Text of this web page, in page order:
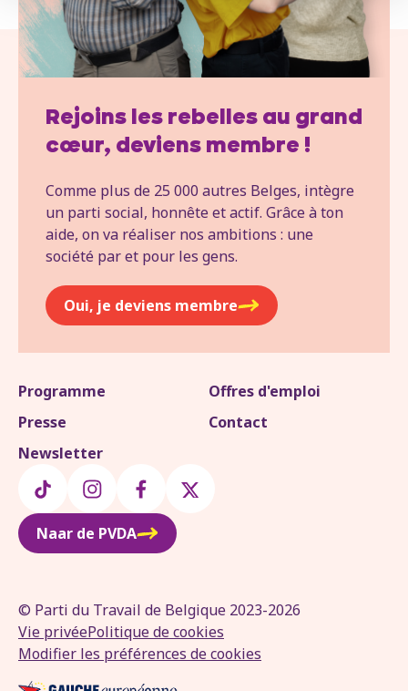
Rejoins les rebelles au grand
cœur, deviens membre !
Comme plus de 25 000 autres Belges, intègre
un parti social, honnête et actif. Grâce à ton
aide, on va réaliser nos ambitions : une
société par et pour les gens.
Oui, je deviens membre
Programme
Offres d'emploi
Presse
Contact
Newsletter
Naar de PVDA
© Parti du Travail de Belgique 2023-2026
Vie privéePolitique de cookies
Modifier les préférences de cookies